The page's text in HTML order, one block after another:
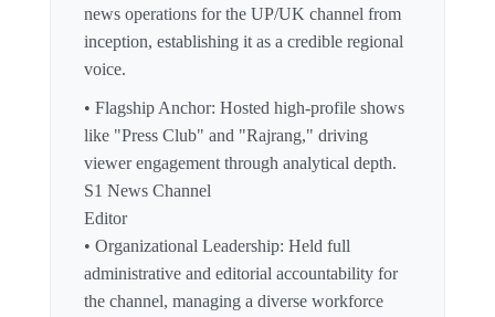
news operations for the UP/UK channel from
inception, establishing it as a credible regional
voice.
• Flagship Anchor: Hosted high-profile shows
like "Press Club" and "Rajrang," driving
viewer engagement through analytical depth.
S1 News Channel
Editor
• Organizational Leadership: Held full
administrative and editorial accountability for
the channel, managing a diverse workforce